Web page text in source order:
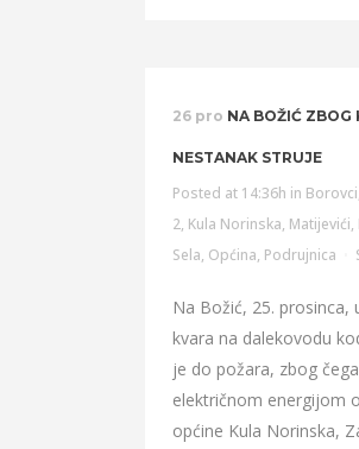
26 pro NA BOŽIĆ ZBOG
NESTANAK STRUJE
Posted at 14:36h in Borovci
2, Kula Norinska, Matijevići,
Sela, Općina, Podrujnica
Na Božić, 25. prosinca,
kvara na dalekovodu
je do požara, zbog
električnom energijom
općine Kula Norinska,